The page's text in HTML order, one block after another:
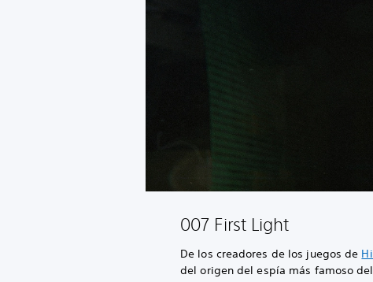
007 First Light
De los creadores de los juegos de
del origen del espía más famoso